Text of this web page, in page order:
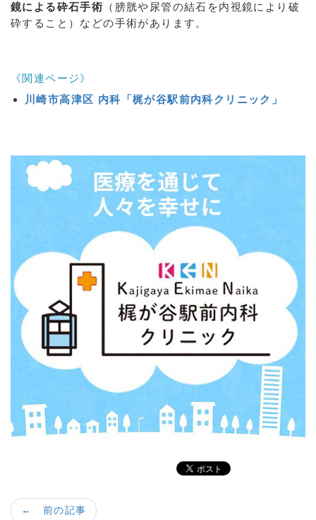
鏡による砕石手術 （膀胱や尿管の結石を内視鏡により破
砕すること）などの手術があります。
《関連ページ》
川崎市高津区 内科「梶が谷駅前内科クリニック」
← 前の記事